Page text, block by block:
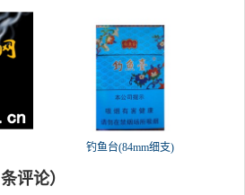
钓鱼台(84mm细支)
条评论）